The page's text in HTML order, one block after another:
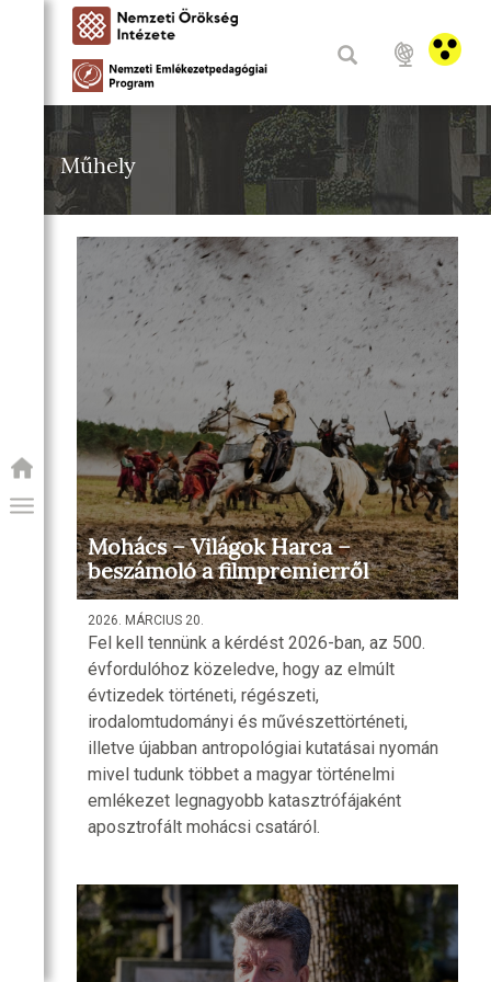
Műhely
Mohács – Világok Harca –
beszámoló a filmpremierről
2026. MÁRCIUS 20.
Fel kell tennünk a kérdést 2026-ban, az 500.
évfordulóhoz közeledve, hogy az elmúlt
évtizedek történeti, régészeti,
irodalomtudományi és művészettörténeti,
illetve újabban antropológiai kutatásai nyomán
mivel tudunk többet a magyar történelmi
emlékezet legnagyobb katasztrófájaként
aposztrofált mohácsi csatáról.